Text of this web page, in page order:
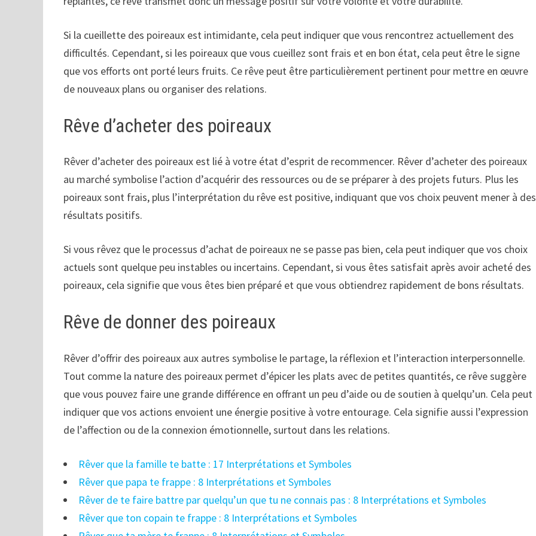
Si la cueillette des poireaux est intimidante, cela peut indiquer que vous rencontrez actuellement des
difficultés. Cependant, si les poireaux que vous cueillez sont frais et en bon état, cela peut être le signe
que vos efforts ont porté leurs fruits. Ce rêve peut être particulièrement pertinent pour mettre en œuvre
de nouveaux plans ou organiser des relations.
Rêve d’acheter des poireaux
Rêver d’acheter des poireaux est lié à votre état d’esprit de recommencer. Rêver d’acheter des poireaux
au marché symbolise l’action d’acquérir des ressources ou de se préparer à des projets futurs. Plus les
poireaux sont frais, plus l’interprétation du rêve est positive, indiquant que vos choix peuvent mener à des
résultats positifs.
Si vous rêvez que le processus d’achat de poireaux ne se passe pas bien, cela peut indiquer que vos choix
actuels sont quelque peu instables ou incertains. Cependant, si vous êtes satisfait après avoir acheté des
poireaux, cela signifie que vous êtes bien préparé et que vous obtiendrez rapidement de bons résultats.
Rêve de donner des poireaux
Rêver d’offrir des poireaux aux autres symbolise le partage, la réflexion et l’interaction interpersonnelle.
Tout comme la nature des poireaux permet d’épicer les plats avec de petites quantités, ce rêve suggère
que vous pouvez faire une grande différence en offrant un peu d’aide ou de soutien à quelqu’un. Cela peut
indiquer que vos actions envoient une énergie positive à votre entourage. Cela signifie aussi l’expression
de l’affection ou de la connexion émotionnelle, surtout dans les relations.
Rêver que la famille te batte : 17 Interprétations et Symboles
Rêver que papa te frappe : 8 Interprétations et Symboles
Rêver de te faire battre par quelqu’un que tu ne connais pas : 8 Interprétations et Symboles
Rêver que ton copain te frappe : 8 Interprétations et Symboles